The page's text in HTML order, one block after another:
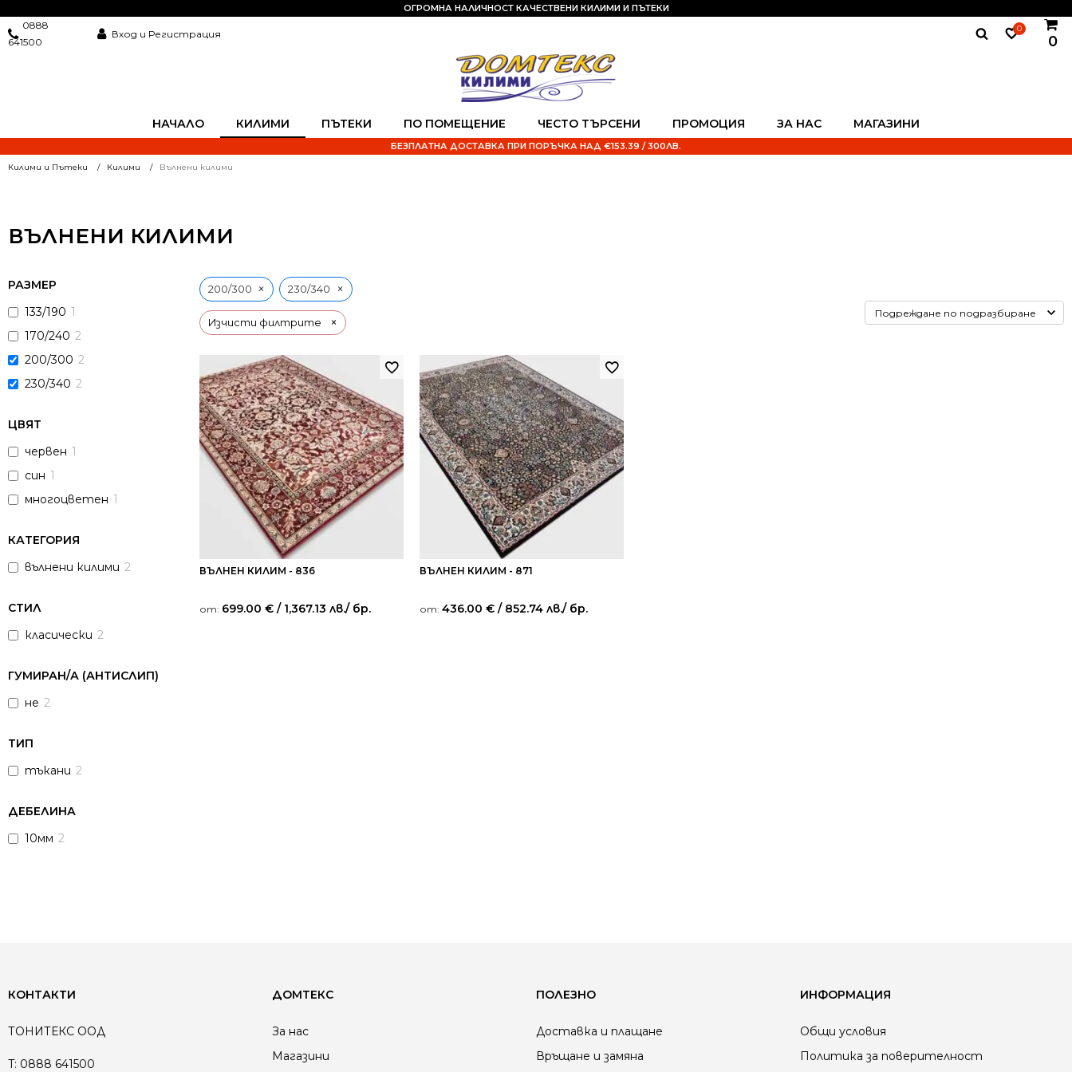
НАЧАЛО КИЛИМИ ПЪТЕКИ ПО ПОМЕЩЕНИЕ ЧЕСТО ТЪРСЕНИ ПРОМОЦИЯ ЗА НАС МАГАЗИНИ
0
0
0888
641500
Вход и Регистрация
ОГРОМНА НАЛИЧНОСТ КАЧЕСТВЕНИ КИЛИМИ И ПЪТЕКИ
БЕЗПЛАТНА ДОСТАВКА ПРИ ПОРЪЧКА НАД €153.39 / 300ЛВ.
Килими и Пътеки Килими Вълнени килими
ВЪЛНЕНИ КИЛИМИ
РАЗМЕР
133/190 1
170/240 2
200/300 2
230/340 2
ЦВЯТ
червен 1
син 1
многоцветен 1
КАТЕГОРИЯ
вълнени килими 2
СТИЛ
класически 2
ГУМИРАН/А (АНТИСЛИП)
не 2
ТИП
тъкани 2
ДЕБЕЛИНА
10мм 2
Изчисти филтрите ×
200/300 × 230/340 ×
ВЪЛНЕН КИЛИМ - 836
от: 699.00 € / 1,367.13 лв./ бр.
ВЪЛНЕН КИЛИМ - 871
от: 436.00 € / 852.74 лв./ бр.
КОНТАКТИ
ТОНИТЕКС ООД
T: 0888 641500
ДОМТЕКС
За нас
Магазини
ПОЛЕЗНО
Доставка и плащане
Връщане и замяна
ИНФОРМАЦИЯ
Общи условия
Политика за поверителност